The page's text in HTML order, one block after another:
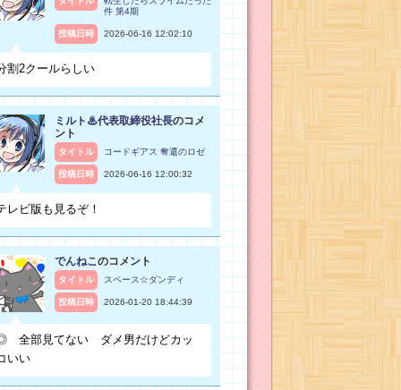
件 第4期
投稿日時 2026-06-16 12:02:10
割2クールらしい
ミルト♨代表取締役社長のコメ
ント
タイトル コードギアス 奪還のロゼ
投稿日時 2026-06-16 12:00:32
レビ版も見るぞ！
でんねこのコメント
タイトル スペース☆ダンディ
投稿日時 2026-01-20 18:44:39
全部見てない ダメ男だけどカッ
いい